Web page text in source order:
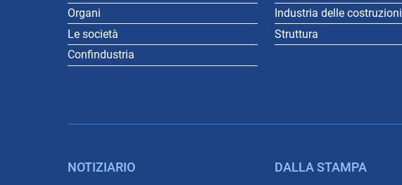
Organi
Le società
Confindustria
Industria delle costruzioni
Struttura
NOTIZIARIO DALLA STAMPA